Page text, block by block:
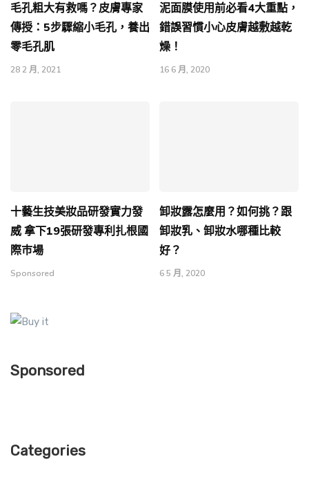
毛孔粗大有救嗎？皮膚專家
傳授：5步驟縮小毛孔，養出
零毛孔肌
28 2 月, 2021
泥面膜使用前必看4大重點，
錯誤習慣小心皮膚越敷越乾
燥！
16 6 月, 2020
十藝生技美妝品研發實力發
威 拿下19張研發專利扎根國
際巿場
Sponsored
卸妝露怎麼用？如何挑？跟
卸妝乳、卸妝水哪種比較
好？
6 5 月, 2020
Sponsored
Categories